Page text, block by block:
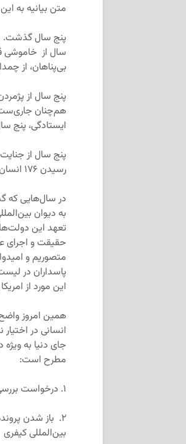
متن بیانیه به
پنج سال گذشت.
سال از خاموشی
بی‌پناهان، از
پنج سال از
هم‌چنان
ایستادگی، پنج
رسیدن ۱۷۶ انسان و کودکی به دنیا نیامده گذشت.
در سال‌هایی که
به دیوان
تعهد این
حقیقت و اجرای
متصوریم و
پاسداران در
این مورد از
همین امروز
انسانی در
جای دنیا به
مطرح است:
۱. درخواست بررسی ویژه‌ی پرونده در دادگاه لاهه با توجه به رفتار جمهوری‌اسلامی با خانواده‌ها
۲. باز شدن
بین‌المللی کیفری